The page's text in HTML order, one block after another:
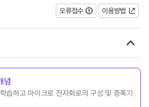
오류접수 이용방법
념
습하고 마이크로 전자회로의 구성 및 증폭기